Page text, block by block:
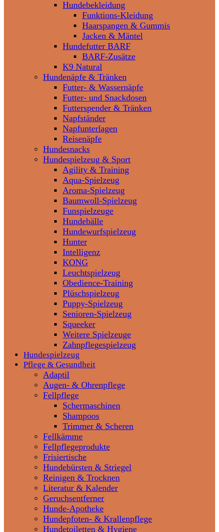
Hundebekleidung
Funktions-Kleidung
Haarspangen & Gummis
Jacken & Mäntel
Hundefutter BARF
BARF-Zusätze
K9 Natural
Hundenäpfe & Tränken
Futter- & Wassernäpfe
Futter- und Snackdosen
Futterspender & Tränken
Napfständer
Napfunterlagen
Reisenäpfe
Hundesnacks
Hundespielzeug & Sport
Agility & Training
Aqua-Spielzeug
Aroma-Spielzeug
Baumwoll-Spielzeug
Funspielzeuge
Hundebälle
Hundewurfspielzeug
Hunter
Intelligenz
KONG
Leuchtspielzeug
Obedience-Training
Plüschspielzeug
Puppy-Spielzeug
Senioren-Spielzeug
Squeeker
Weitere Spielzeuge
Zahnpflegespielzeug
Hundespielzeug
Pflege & Gesundheit
Adaptil
Augen- & Ohrenpflege
Fellpflege
Schermaschinen
Shampoos
Trimmer & Scheren
Fellkämme
Fellpflegeprodukte
Frisiertische
Hundebürsten & Striegel
Reinigen & Trocknen
Literatur & Kalender
Geruchsentferner
Hunde-Apotheke
Hundepfoten- & Krallenpflege
Hundetoiletten & Hygiene